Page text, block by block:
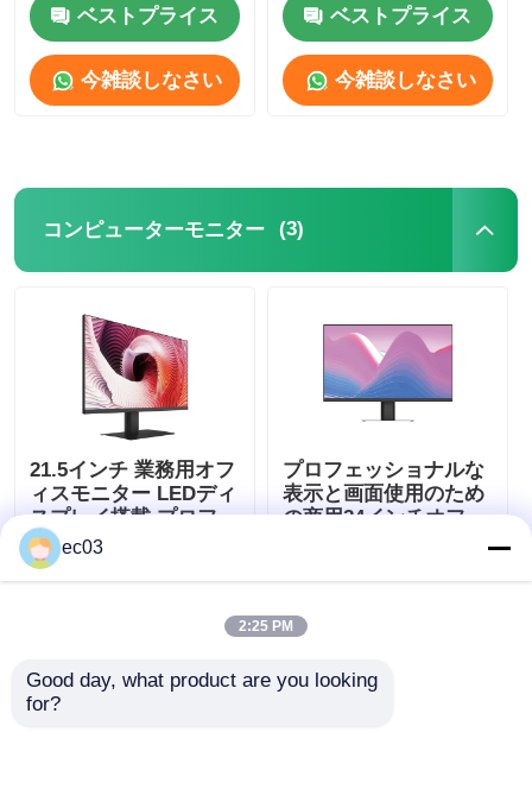
QLEDテレビ
ベストプライス
今雑談しなさい
ベストプライス
今雑談しなさい
コンピューターモニター (3)
21.5インチ 業務用オフ
ィスモニター LEDディ
スプレイ搭載 プロフェ
ッショナル向け
プロフェッショナルな
表示と画面使用のため
の商用24インチオフィ
ec03
2:25 PM
Good day, what product are you looking
for?